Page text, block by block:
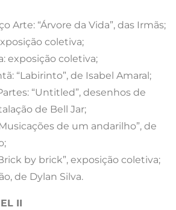
Arte: “Árvore da Vida”, das Irmãs;
coletiva;
exposição coletiva;
“Labirinto”, de Isabel Amaral;
“Untitled”, desenhos de
de Bell Jar;
de um andarilho”, de
by brick”, exposição coletiva;
de Dylan Silva.
II